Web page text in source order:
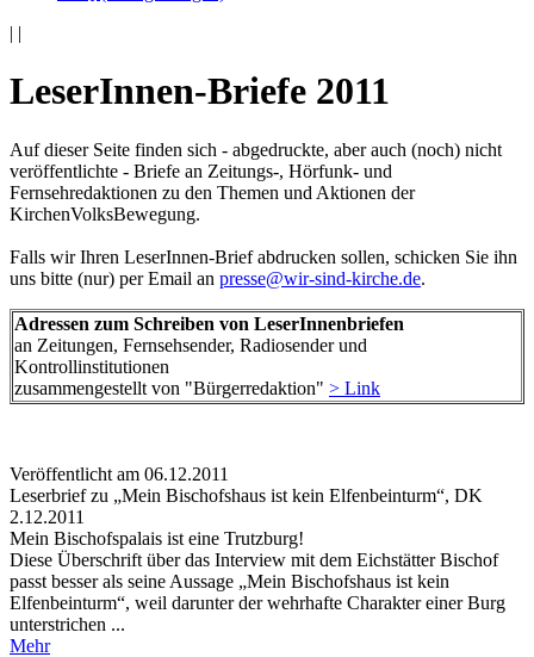
| |
LeserInnen-Briefe 2011
Auf dieser Seite finden sich - abgedruckte, aber auch (noch) nicht
veröffentlichte - Briefe an Zeitungs-, Hörfunk- und
Fernsehredaktionen zu den Themen und Aktionen der
KirchenVolksBewegung.
Falls wir Ihren LeserInnen-Brief abdrucken sollen, schicken Sie ihn
uns bitte (nur) per Email an presse@wir-sind-kirche.de.
Adressen zum Schreiben von LeserInnenbriefen
an Zeitungen, Fernsehsender, Radiosender und
Kontrollinstitutionen
zusammengestellt von "Bürgerredaktion" > Link
Veröffentlicht am 06­.12.2011
Leserbrief zu „Mein Bischofshaus ist kein Elfenbeinturm“, DK
2.12.2011
Mein Bischofspalais ist eine Trutzburg!
Diese Überschrift über das Interview mit dem Eichstätter Bischof
passt besser als seine Aussage „Mein Bischofshaus ist kein
Elfenbeinturm“, weil darunter der wehrhafte Charakter einer Burg
unterstrichen ...
Mehr